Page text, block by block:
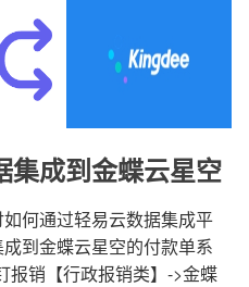
集成到金蝶云星空
何通过轻易云数据集成平
到金蝶云星空的付款单系
报销【行政报销类】->金蝶